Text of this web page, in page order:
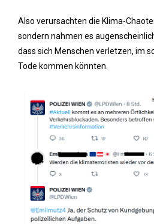
Also verursachten die Klima-
sondern nahmen es
dass sich Menschen verletzen, im
Tode kommen könnten.